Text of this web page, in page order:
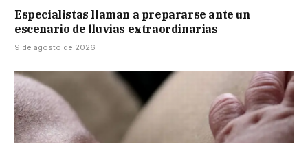
Especialistas llaman a prepararse ante un
escenario de lluvias extraordinarias
9 de agosto de 2026